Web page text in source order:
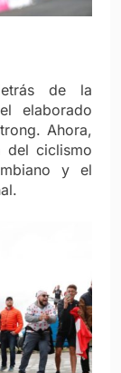
de la
elaborado
Ahora,
del ciclismo
y el